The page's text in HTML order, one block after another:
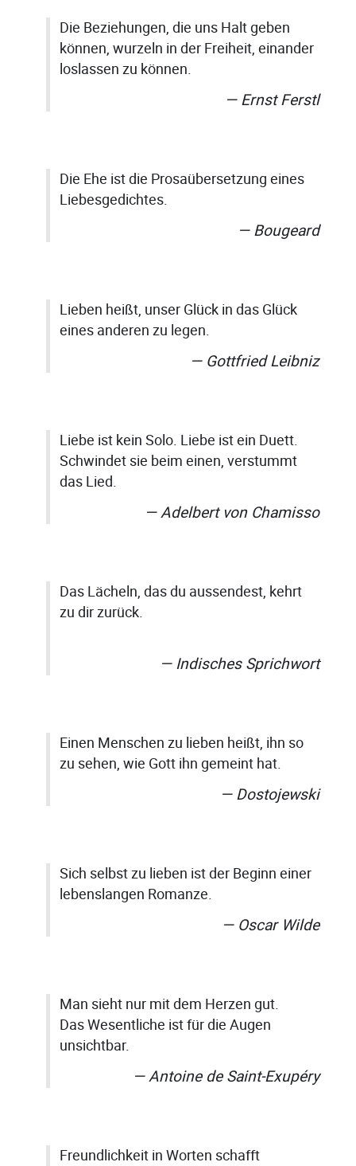
Die Beziehungen, die uns Halt geben
können, wurzeln in der Freiheit, einander
loslassen zu können.
Ernst Ferstl
Die Ehe ist die Prosaübersetzung eines
Liebesgedichtes.
Bougeard
Lieben heißt, unser Glück in das Glück
eines anderen zu legen.
Gottfried Leibniz
Liebe ist kein Solo. Liebe ist ein Duett.
Schwindet sie beim einen, verstummt
das Lied.
Adelbert von Chamisso
Das Lächeln, das du aussendest, kehrt
zu dir zurück.
Indisches Sprichwort
Einen Menschen zu lieben heißt, ihn so
zu sehen, wie Gott ihn gemeint hat.
Dostojewski
Sich selbst zu lieben ist der Beginn einer
lebenslangen Romanze.
Oscar Wilde
Man sieht nur mit dem Herzen gut.
Das Wesentliche ist für die Augen
unsichtbar.
Antoine de Saint-Exupéry
Freundlichkeit in Worten schafft